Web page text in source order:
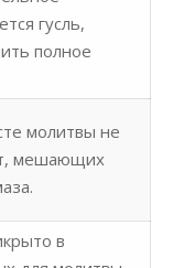
гусль,
полное
молитвы не
мешающих
в